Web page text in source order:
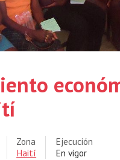
Zona
Haití
Ejecución
En vigor